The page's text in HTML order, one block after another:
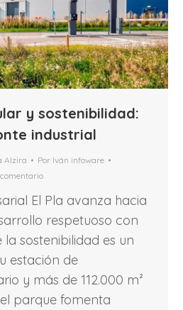
y sostenibilidad:
industrial
Alzira Por Iván infoware
El Pla avanza hacia
respetuoso con
sostenibilidad es un
estación de
y más de 112.000 m²
parque fomenta